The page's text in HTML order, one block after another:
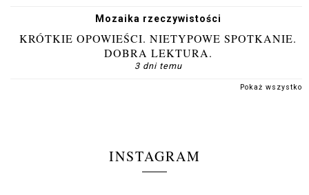
Mozaika rzeczywistości
KRÓTKIE OPOWIEŚCI. NIETYPOWE SPOTKANIE.
DOBRA LEKTURA.
3 dni temu
Pokaż wszystko
INSTAGRAM